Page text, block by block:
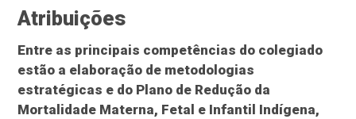
Atribuições
Entre as principais competências do colegiado
estão a elaboração de metodologias
estratégicas e do Plano de Redução da
Mortalidade Materna, Fetal e Infantil Indígena,